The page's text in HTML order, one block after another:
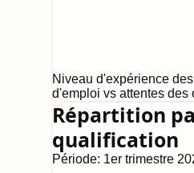
Niveau d'expérience
d'emploi vs attentes des
Répartition
qualification
Période: 1er trimestre